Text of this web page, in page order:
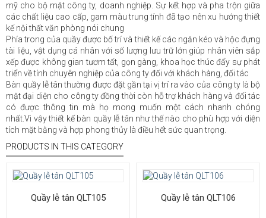
mỹ cho bộ mặt công ty, doanh nghiệp. Sự kết hợp và pha trộn giữa
các chất liệu cao cấp, gam màu trung tính đã tạo nên xu hướng thiết
kế nội thất văn phòng nói chung
Phía trong của quầy được bố trí và thiết kế các ngăn kéo và hộc đựng
tài liệu, vật dụng cá nhân với số lượng lưu trữ lớn giúp nhân viên sắp
xếp được không gian tươm tất, gọn gàng, khoa học thúc đẩy sự phát
triển về tính chuyên nghiệp của công ty đối với khách hàng, đối tác
Bàn quầy lễ tân thường được đặt gần tại vị trí ra vào của công ty là bộ
mặt đại diện cho công ty đồng thời còn hỗ trợ khách hàng và đối tác
có được thông tin mà họ mong muốn một cách nhanh chóng
nhất.Vì vậy thiết kế bàn quầy lễ tân như thế nào cho phù hợp với diện
tích mặt bằng và hợp phong thủy là điều hết sức quan trọng.
PRODUCTS IN THIS CATEGORY
Quầy lễ tân QLT105 Quầy lễ tân QLT106